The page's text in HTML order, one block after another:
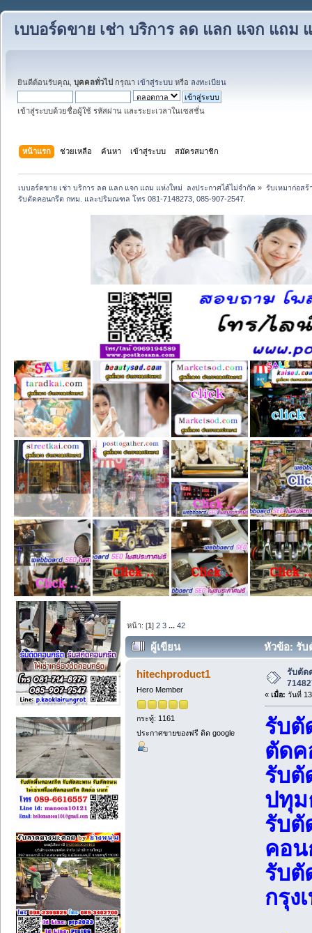
เบบอร์ดขาย เช่า บริการ ลด แลก แจก แถม
ยินดีต้อนรับคุณ, บุคคลทั่วไป กรุณา เข้าสู่ระบบ หรือ ลงทะเบียน
เข้าสู่ระบบด้วยชื่อผู้ใช้ รหัสผ่าน และระยะเวลาในเซสชั่น
หน้าแรก ช่วยเหลือ ค้นหา เข้าสู่ระบบ สมัครสมาชิก
เบบอร์ดขาย เช่า บริการ ลด แลก แจก แถม แห่งใหม่  ลงประกาศได้ไม่จำกัด » รับเหมาก่อสร้
รับตัดคอนกรีต กทม. และปริมณฑล โทร 081-7148273, 085-907-2547.
หน้า: [1]2 3 ...42
ผู้เขียน หัวข้อ: รับ
hitechproduct1
Hero Member
กระทู้: 1161
ประกาศขายของฟรี ติด google
รับตัด
« เมื่อ: วันที่
รับตั
ตัด
รับ
ปทุ
รับตั
คอ
รับ
กรุง